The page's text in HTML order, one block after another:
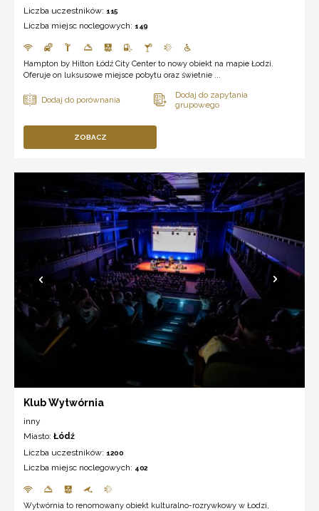
Liczba uczestników: 115
Liczba miejsc noclegowych: 149
Hampton by Hilton Łódź City Center to nowy obiekt na mapie Łodzi.
Oferuje on luksusowe miejsce pobytu oraz świetnie ...
ZOBACZ
Klub Wytwórnia
inny
Miasto: Łódź
Liczba uczestników: 1200
Liczba miejsc noclegowych: 402
Wytwórnia to renomowany obiekt kulturalno-rozrywkowy w Łodzi,